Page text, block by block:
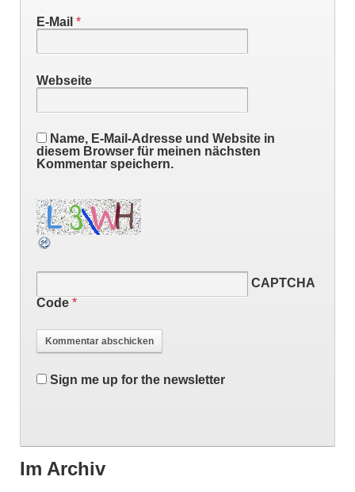
E-Mail *
Webseite
Name, E-Mail-Adresse und Website in
diesem Browser für meinen nächsten
Kommentar speichern.
CAPTCHA
Code *
Sign me up for the newsletter
Im Archiv